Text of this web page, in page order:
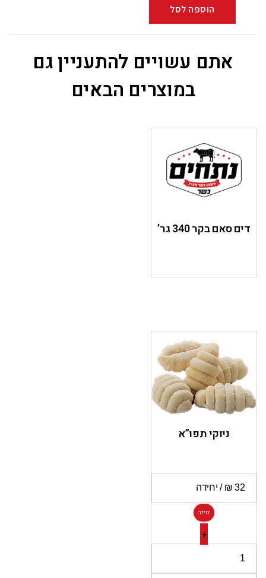
הוספה לסל
אתם עשויים להתעניין גם
במוצרים הבאים
דים סאם בקר 340 גר’
ניוקי תפו”א
יחידה
+